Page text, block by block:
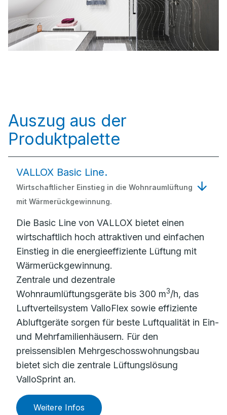
Auszug aus der
Produktpalette
VALLOX Basic Line.
Wirtschaftlicher Einstieg in die Wohnraumlüftung
mit Wärmerückgewinnung.
Die Basic Line von VALLOX bietet einen
wirtschaftlich hoch attraktiven und einfachen
Einstieg in die energieeffiziente Lüftung mit
Wärmerückgewinnung.
Zentrale und dezentrale
Wohnraumlüftungsgeräte bis 300 m3/h, das
Luftverteilsystem ValloFlex sowie effiziente
Abluftgeräte sorgen für beste Luftqualität in Ein-
und Mehrfamilienhäusern. Für den
preissensiblen Mehrgeschosswohnungsbau
bietet sich die zentrale Lüftungslösung
ValloSprint an.
Weitere Infos